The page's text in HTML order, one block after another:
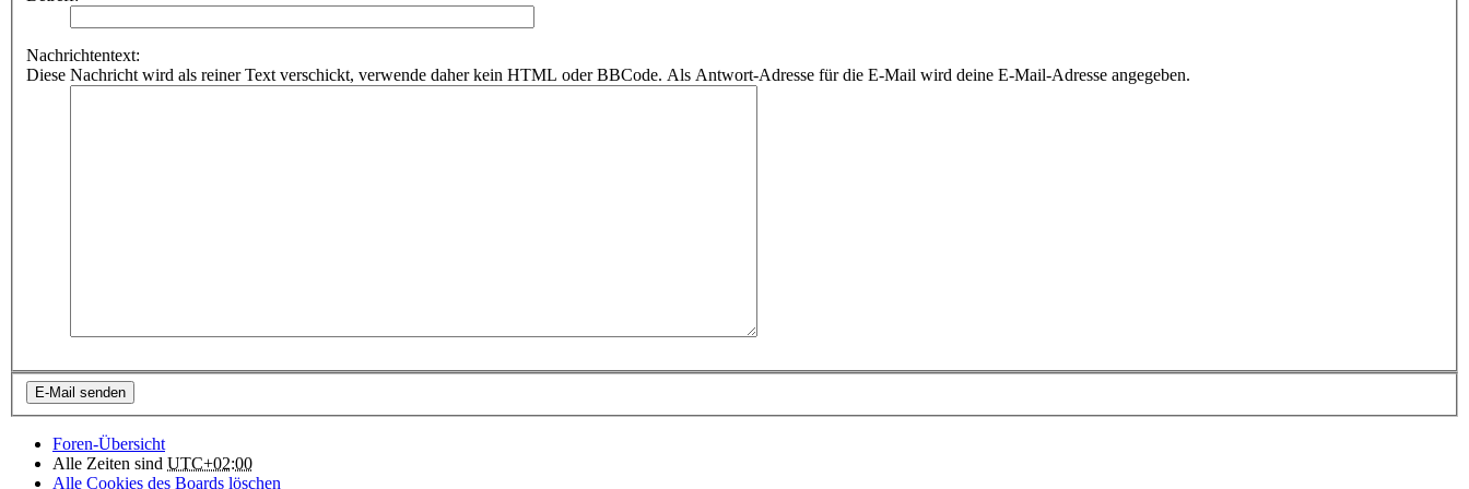
Nachrichtentext:
Diese Nachricht wird als reiner Text verschickt, verwende daher kein HTML oder BBCode. Als Antwort-Adresse für die E-Mail wird deine E-Mail-Adresse angegeben.
Foren-Übersicht
Alle Zeiten sind UTC+02:00
Alle Cookies des Boards löschen